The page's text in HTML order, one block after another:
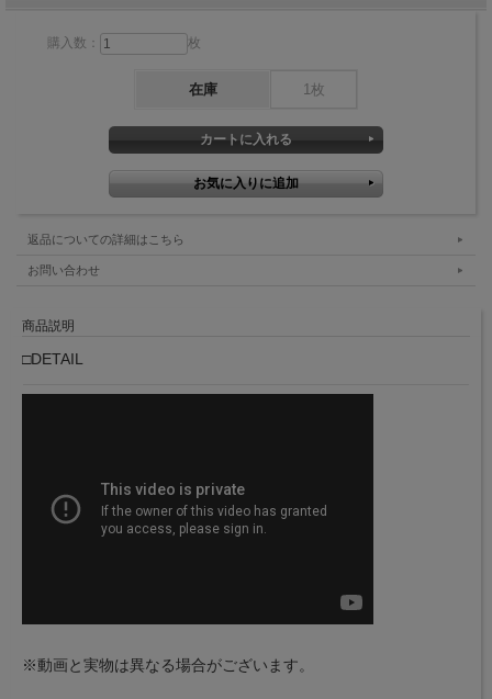
購入数： 枚
在庫 1枚
返品についての詳細はこちら
お問い合わせ
商品説明
□DETAIL
※動画と実物は異なる場合がございます。